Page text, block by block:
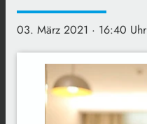
03. März 2021 · 16:40 Uhr